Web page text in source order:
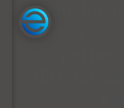
Mindig